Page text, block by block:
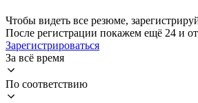
Чтобы видеть все резюме,
После регистрации покажем ещё 24 и
Зарегистрироваться
За всё время
По соответствию